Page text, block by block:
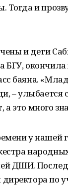
Тогда и
и дети
БГУ,
баяна.
–
а это много
у нашей
ДШИ.
по